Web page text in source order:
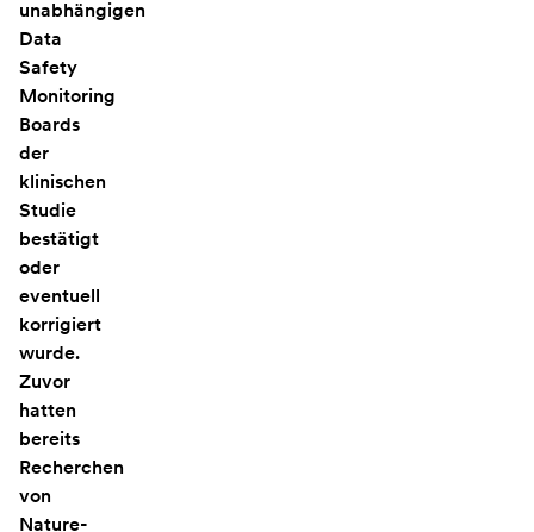
unabhängigen
Data
Safety
Monitoring
Boards
der
klinischen
Studie
bestätigt
oder
eventuell
korrigiert
wurde.
Zuvor
hatten
bereits
Recherchen
von
Nature-